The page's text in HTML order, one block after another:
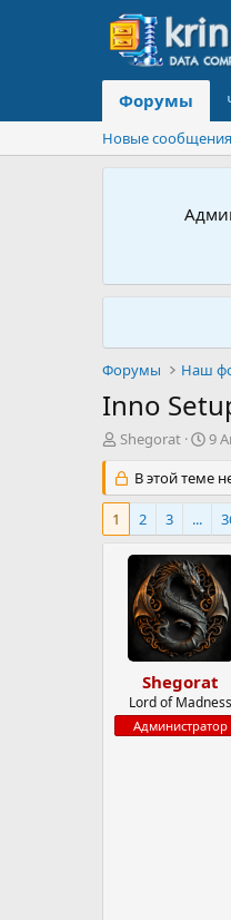
Форумы
Новые сообщения
Форумы Наш
Inno
А
т
о
т
Shegorat
Д
т
а
а
ч
а
л
а
9
В этой теме
1 2 3 ...
Shegorat
Lord of Madness
Администратор